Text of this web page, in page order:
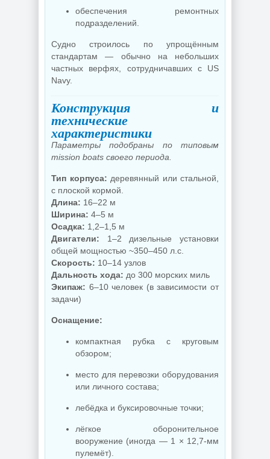
обеспечения ремонтных
подразделений.
Судно строилось по упрощённым
стандартам — обычно на небольших
частных верфях, сотрудничавших с US
Navy.
Конструкция и
технические
характеристики
Параметры подобраны по типовым
mission boats своего периода.
Тип корпуса: деревянный или стальной,
с плоской кормой.
Длина: 16–22 м
Ширина: 4–5 м
Осадка: 1,2–1,5 м
Двигатели: 1–2 дизельные установки
общей мощностью ~350–450 л.с.
Скорость: 10–14 узлов
Дальность хода: до 300 морских миль
Экипаж: 6–10 человек (в зависимости от
задачи)
Оснащение:
компактная рубка с круговым
обзором;
место для перевозки оборудования
или личного состава;
лебёдка и буксировочные точки;
лёгкое оборонительное
вооружение (иногда — 1 × 12,7-мм
пулемёт).